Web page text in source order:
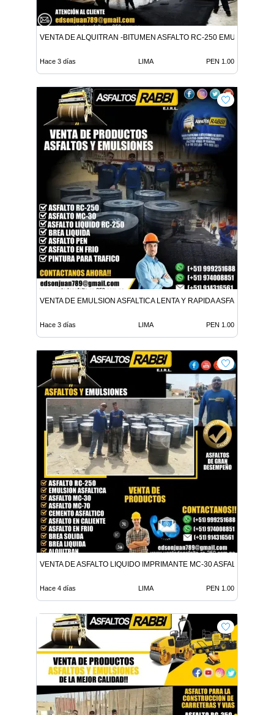
VENTA DE ALQUITRAN -BITUMEN ASFALTO RC-250 EMULSION
Hace 3 días LIMA PEN 1.00
VENTA DE EMULSION ASFALTICA LENTA Y RAPIDA ASFALTO EN
Hace 3 días LIMA PEN 1.00
VENTA DE ASFALTO LIQUIDO IMPRIMANTE MC-30 ASFALTO
Hace 4 días LIMA PEN 1.00